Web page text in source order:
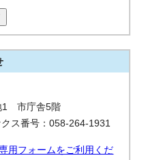
1 市庁舎5階
ス番号：058-264-1931
用フォームをご利用くだ